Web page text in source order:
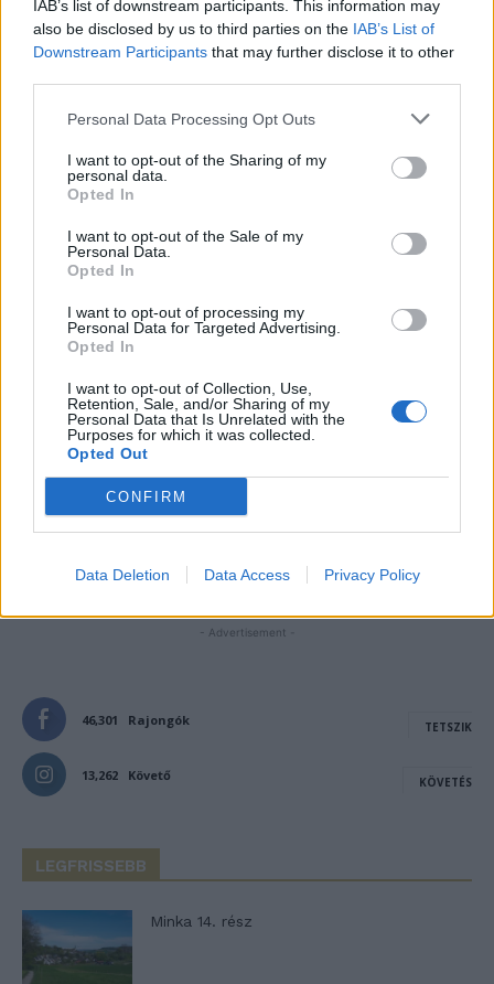
IAB’s list of downstream participants. This information may
also be disclosed by us to third parties on the IAB’s List of
Downstream Participants that may further disclose it to other
Personal Data Processing Opt Outs
I want to opt-out of the Sharing of my
personal data.
Opted In
I want to opt-out of the Sale of my
Personal Data.
Opted In
I want to opt-out of processing my
Personal Data for Targeted Advertising.
Opted In
I want to opt-out of Collection, Use,
Retention, Sale, and/or Sharing of my
Personal Data that Is Unrelated with the
Purposes for which it was collected.
Opted Out
CONFIRM
Data Deletion Data Access Privacy Policy
Save my name, email, and website in this browser for the
next time I comment.
Notify me of follow-up comments by email.
Notify me of new posts by email.
- Advertisement -
46,301 Rajongók TETSZIK
13,262 Követő KÖVETÉS
LEGFRISSEBB
Minka 14. rész